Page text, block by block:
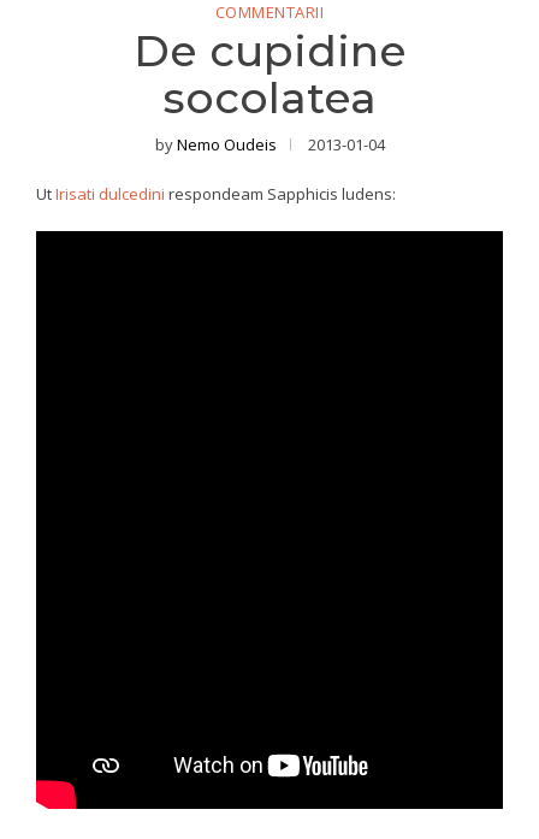
COMMENTARII
De cupidine
socolatea
byNemo Oudeis 2013-01-04
UtIrisati dulcedini respondeam Sapphicis ludens: